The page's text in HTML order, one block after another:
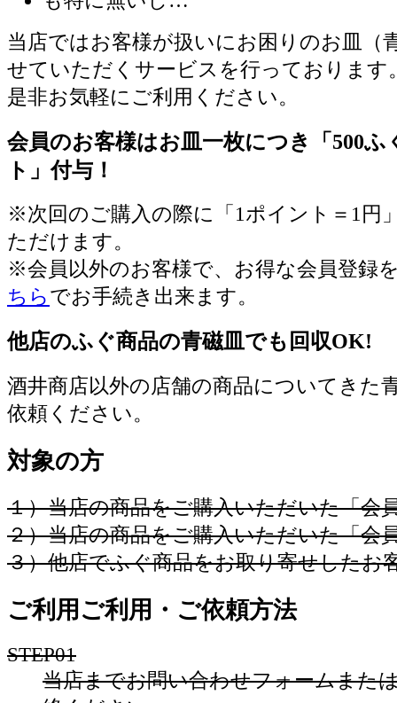
当店ではお客様が扱いにお困りのお皿（
せていただくサービスを行っております
是非お気軽にご利用ください。
会員のお客様はお皿一枚につき「500ふ
ト」付与！
※次回のご購入の際に「1ポイント＝1円
ただけます。
※会員以外のお客様で、お得な会員登録
ちら でお手続き出来ます。
他店のふぐ商品の青磁皿でも回収OK!
酒井商店以外の店舗の商品についてきた
依頼ください。
対象の方
１）当店の商品をご購入いただいた「会
２）当店の商品をご購入いただいた「会
３）他店でふぐ商品をお取り寄せしたお
ご利用ご利用・ご依頼方法
STEP01
当店までお問い合わせフォームまた